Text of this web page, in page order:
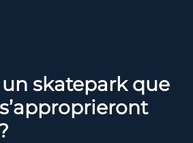
skatepark que